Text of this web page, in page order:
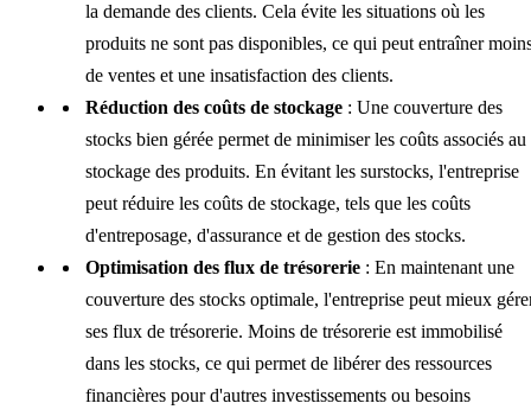
la demande des clients. Cela évite les situations où les
produits ne sont pas disponibles, ce qui peut entraîner
de ventes et une insatisfaction des clients.
Réduction des coûts de stockage : Une couverture des
stocks bien gérée permet de minimiser les coûts associés au
stockage des produits. En évitant les surstocks, l'entreprise
peut réduire les coûts de stockage, tels que les coûts
d'entreposage, d'assurance et de gestion des stocks.
Optimisation des flux de trésorerie : En maintenant une
couverture des stocks optimale, l'entreprise peut mieux
ses flux de trésorerie. Moins de trésorerie est immobilisé
dans les stocks, ce qui permet de libérer des ressources
financières pour d'autres investissements ou besoins